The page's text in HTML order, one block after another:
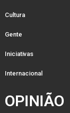
Cultura
Gente
Iniciativas
Internacional
OPINIÃO